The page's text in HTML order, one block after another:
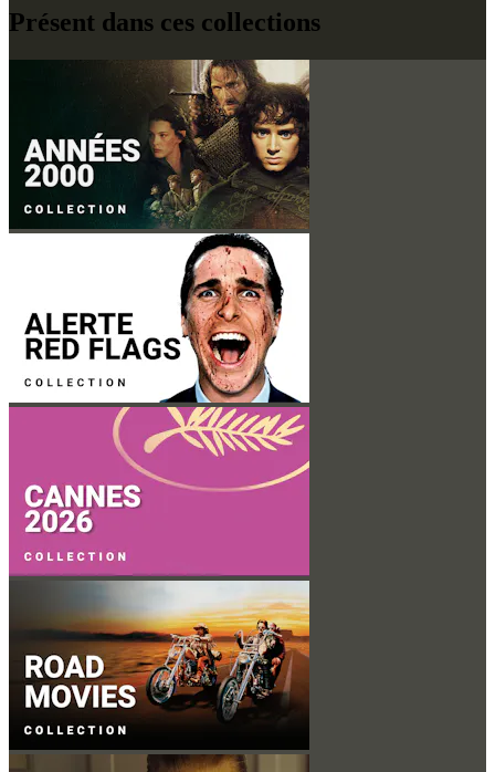
Présent dans ces collections